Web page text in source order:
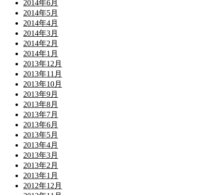
2014年6月
2014年5月
2014年4月
2014年3月
2014年2月
2014年1月
2013年12月
2013年11月
2013年10月
2013年9月
2013年8月
2013年7月
2013年6月
2013年5月
2013年4月
2013年3月
2013年2月
2013年1月
2012年12月